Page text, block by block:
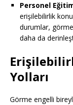
Personel
erişilebilirlik
durumlar, görme
daha da
Yolları
Görme engelli